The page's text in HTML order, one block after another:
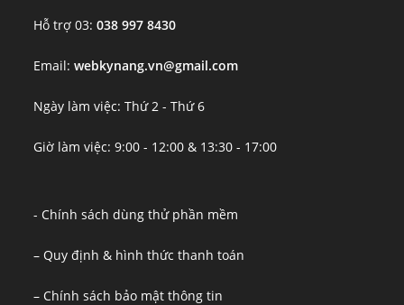
Hỗ trợ 03:038 997 8430
Email:webkynang.vn@gmail.com
Ngày làm việc: Thứ 2 - Thứ 6
Giờ làm việc: 9:00 - 12:00 & 13:30 - 17:00
- Chính sách dùng thử phần mềm
– Quy định & hình thức thanh toán
– Chính sách bảo mật thông tin